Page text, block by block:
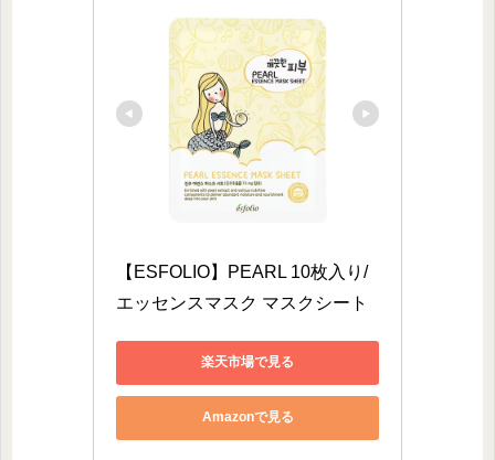
【ESFOLIO】PEARL 10枚入り/
エッセンスマスク マスクシート
楽天市場で見る
Amazonで見る